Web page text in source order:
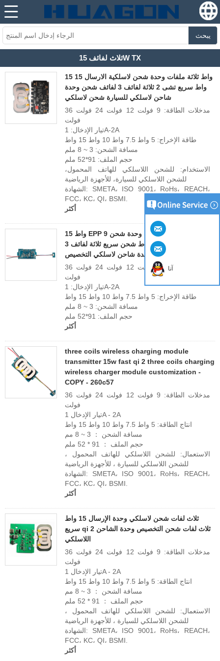
يبحث
ثلاث لفائف 15W TX
15 واط ثلاثة ملفات وحدة شحن لاسلكية الارسال 15
واط سريع تشى 2 ثلاثة لفائف 3 لفائف شحن وحدة
شاحن لاسلكي للسيارة شحن لاسلكي
مدخلات الطاقة: 9 فولت 12 فولت 24 فولت 36
فولت
تيار الإدخال: 1A-2A
طاقة الإخراج: 5 واط 7.5 واط 10 واط 15 واط
مسافة الشحن: 3 ~ 8 ملم
حجم الملف: 91*52 ملم
الاستخدام: للشحن اللاسلكي للهاتف المحمول،
للشحن اللاسلكي للسيارة، للأجهزة الرياضية
الشهادة: SMETA، ISO 9001، RoHs، REACH،
FCC، KC، QI، BSMI.
أكثر
15 واط EPP 9 فولت-24 فولت 3 لفائف وحدة شحن
لاسلكية الارسال 15 واط شحن سريع ثلاثة لفائف 3
لفائف شحن وحدة شاحن لاسلكي التخصيص
مدخلات الطاقة: 9 فولت 12 فولت 24 فولت 36
فولت
تيار الإدخال: 1A-2A
طاقة الإخراج: 5 واط 7.5 واط 10 واط 15 واط
مسافة الشحن: 3 ~ 8 ملم
حجم الملف: 91*52 ملم
أكثر
three coils wireless charging module
transmitter 15w fast qi 2 three coils charging
wireless charger module customization -
COPY - 260c57
مدخلات الطاقة: 9 فولت 12 فولت 24 فولت 36
فولت
تيار الإدخال 1A - 2A
انتاج الطاقة: 5 واط 7.5 واط 10 واط 15 واط
مسافة الشحن ： 3 ~ 8 مم
حجم الملف ： 91 * 52 ملم
الاستعمال: للشحن اللاسلكي للهاتف المحمول ،
للشحن اللاسلكي للسيارة ، للأجهزة الرياضية
الشهادة: SMETA، ISO 9001، RoHs، REACH،
FCC، KC، QI، BSMI.
أكثر
ثلاث لفات شحن لاسلكي وحدة الإرسال 15 واط
سريع qi 2 ثلاث لفات شحن التخصيص وحدة الشاحن
اللاسلكي
مدخلات الطاقة: 9 فولت 12 فولت 24 فولت 36
فولت
تيار الإدخال 1A - 2A
انتاج الطاقة: 5 واط 7.5 واط 10 واط 15 واط
مسافة الشحن ： 3 ~ 8 مم
حجم الملف ： 91 * 52 ملم
الاستعمال: للشحن اللاسلكي للهاتف المحمول ،
للشحن اللاسلكي للسيارة ، للأجهزة الرياضية
الشهادة: SMETA، ISO 9001، RoHs، REACH،
FCC، KC، QI، BSMI.
أكثر
آنا